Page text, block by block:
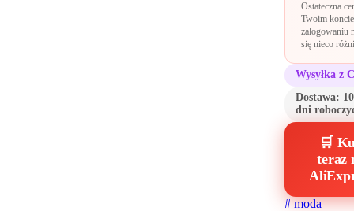
Ostateczna
Twoim
zalogowaniu
się nieco
Wysyłka z
Dostawa:
dni
🛒
teraz
#moda